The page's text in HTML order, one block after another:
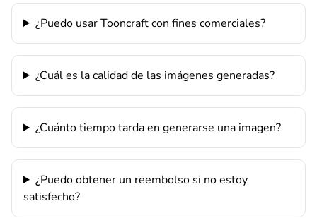
¿Puedo usar Tooncraft con fines comerciales?
¿Cuál es la calidad de las imágenes generadas?
¿Cuánto tiempo tarda en generarse una imagen?
¿Puedo obtener un reembolso si no estoy
satisfecho?